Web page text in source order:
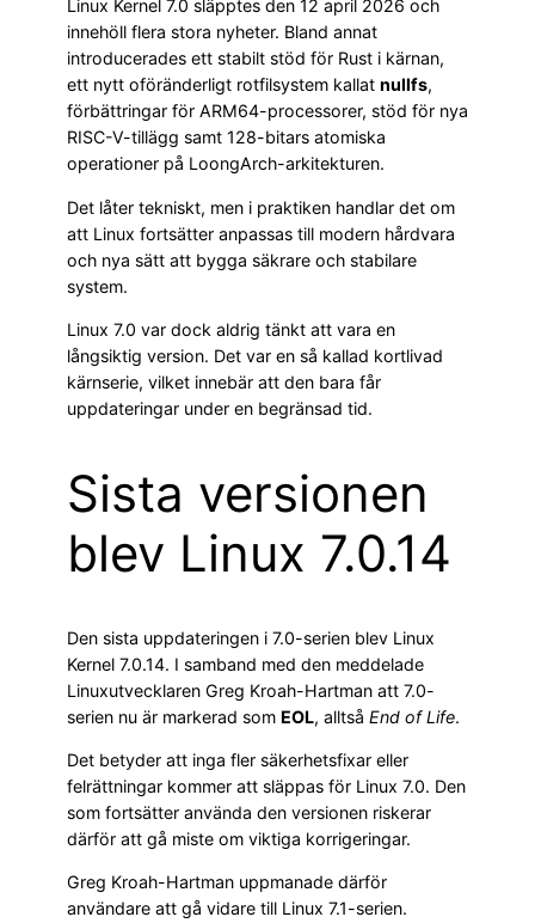
Linux Kernel 7.0 släpptes den 12 april 2026 och
innehöll flera stora nyheter. Bland annat
introducerades ett stabilt stöd för Rust i kärnan,
ett nytt oföränderligt rotfilsystem kallat nullfs,
förbättringar för ARM64-processorer, stöd för nya
RISC-V-tillägg samt 128-bitars atomiska
operationer på LoongArch-arkitekturen.
Det låter tekniskt, men i praktiken handlar det om
att Linux fortsätter anpassas till modern hårdvara
och nya sätt att bygga säkrare och stabilare
system.
Linux 7.0 var dock aldrig tänkt att vara en
långsiktig version. Det var en så kallad kortlivad
kärnserie, vilket innebär att den bara får
uppdateringar under en begränsad tid.
Sista versionen
blev Linux 7.0.14
Den sista uppdateringen i 7.0-serien blev Linux
Kernel 7.0.14. I samband med den meddelade
Linuxutvecklaren Greg Kroah-Hartman att 7.0-
serien nu är markerad som EOL, alltså End of Life.
Det betyder att inga fler säkerhetsfixar eller
felrättningar kommer att släppas för Linux 7.0. Den
som fortsätter använda den versionen riskerar
därför att gå miste om viktiga korrigeringar.
Greg Kroah-Hartman uppmanade därför
användare att gå vidare till Linux 7.1-serien.